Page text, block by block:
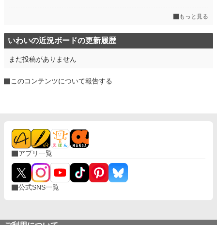
もっと見る
いわいの近況ボードの更新履歴
まだ投稿がありません
このコンテンツについて報告する
アプリ一覧
公式SNS一覧